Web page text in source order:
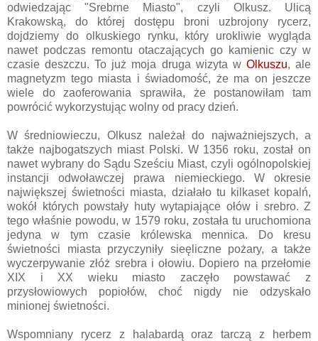
odwiedzając "Srebrne Miasto", czyli Olkusz. Ulicą
Krakowską, do której dostępu broni uzbrojony rycerz,
dojdziemy do olkuskiego rynku, który urokliwie wygląda
nawet podczas remontu otaczających go kamienic czy w
czasie deszczu. To już moja druga wizyta w Olkuszu, ale
magnetyzm tego miasta i świadomość, że ma on jeszcze
wiele do zaoferowania sprawiła, że postanowiłam tam
powrócić wykorzystując wolny od pracy dzień.
W średniowieczu, Olkusz należał do najważniejszych, a
także najbogatszych miast Polski. W 1356 roku, został on
nawet wybrany do Sądu Sześciu Miast, czyli ogólnopolskiej
instancji odwoławczej prawa niemieckiego. W okresie
największej świetności miasta, działało tu kilkaset kopalń,
wokół których powstały huty wytapiające ołów i srebro. Z
tego właśnie powodu, w 1579 roku, została tu uruchomiona
jedyna w tym czasie królewska mennica. Do kresu
świetności miasta przyczyniły sieęliczne pożary, a także
wyczerpywanie złóż srebra i ołowiu. Dopiero na przełomie
XIX i XX wieku miasto zaczęło powstawać z
przysłowiowych popiołów, choć nigdy nie odzyskało
minionej świetności.
Wspomniany rycerz z halabardą oraz tarczą z herbem